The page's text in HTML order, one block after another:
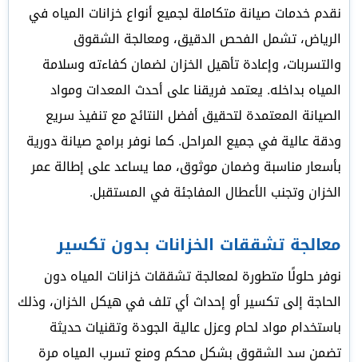
نقدم خدمات صيانة متكاملة لجميع أنواع خزانات المياه في
الرياض، تشمل الفحص الدقيق، ومعالجة الشقوق
والتسربات، وإعادة تأهيل الخزان لضمان كفاءته وسلامة
المياه بداخله. يعتمد فريقنا على أحدث المعدات ومواد
الصيانة المعتمدة لتحقيق أفضل النتائج مع تنفيذ سريع
ودقة عالية في جميع المراحل. كما نوفر برامج صيانة دورية
بأسعار مناسبة وضمان موثوق، مما يساعد على إطالة عمر
الخزان وتجنب الأعطال المفاجئة في المستقبل.
معالجة تشققات الخزانات بدون تكسير
نوفر حلولًا متطورة لمعالجة تشققات خزانات المياه دون
الحاجة إلى تكسير أو إحداث أي تلف في هيكل الخزان، وذلك
باستخدام مواد لحام وعزل عالية الجودة وتقنيات حديثة
تضمن سد الشقوق بشكل محكم ومنع تسرب المياه مرة